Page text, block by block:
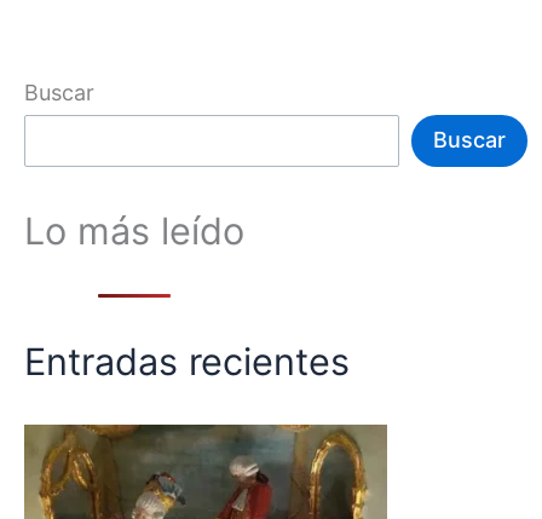
Buscar
Buscar
Lo más leído
Entradas recientes